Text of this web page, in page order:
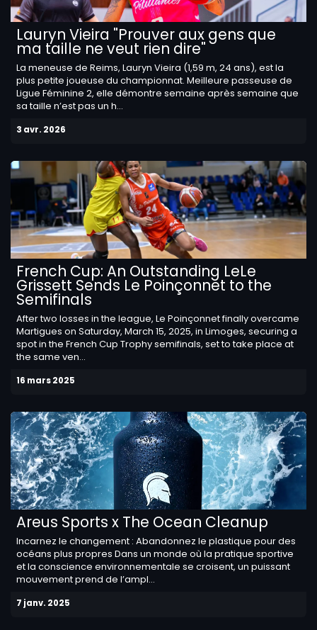
Lauryn Vieira "Prouver aux gens que
ma taille ne veut rien dire"
La meneuse de Reims, Lauryn Vieira (1,59 m, 24 ans), est la
plus petite joueuse du championnat. Meilleure passeuse de
Ligue Féminine 2, elle démontre semaine après semaine que
sa taille n’est pas un h...
3 avr. 2026
French Cup: An Outstanding LeLe
Grissett Sends Le Poinçonnet to the
Semifinals
After two losses in the league, Le Poinçonnet finally overcame
Martigues on Saturday, March 15, 2025, in Limoges, securing a
spot in the French Cup Trophy semifinals, set to take place at
the same ven...
16 mars 2025
Areus Sports x The Ocean Cleanup
Incarnez le changement : Abandonnez le plastique pour des
océans plus propres Dans un monde où la pratique sportive
et la conscience environnementale se croisent, un puissant
mouvement prend de l’ampl...
7 janv. 2025